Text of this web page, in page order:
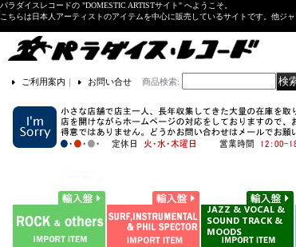
パラダイスレコードの "DOMESTIC ARTISTサイト" へようこそ。
こちらは日本人アーティストのアイテムを中心に販売しているサイトです。他ジ
ご利用案内 ｜ お問い合せ 商品検索: